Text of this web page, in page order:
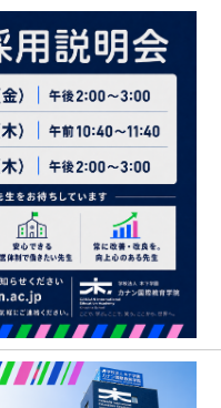
アクセス
路線図
校舎紹介
学校周辺